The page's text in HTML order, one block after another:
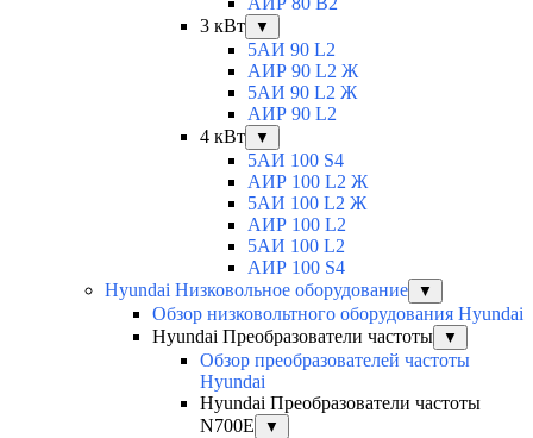
3 кВт
▼
5АИ 90 L2
АИР 90 L2 Ж
5АИ 90 L2 Ж
АИР 90 L2
4 кВт
▼
5АИ 100 S4
АИР 100 L2 Ж
5АИ 100 L2 Ж
АИР 100 L2
5АИ 100 L2
АИР 100 S4
Hyundai Низковольное оборудование
▼
Обзор низковольтного оборудования Hyundai
Hyundai Преобразователи частоты
▼
Обзор преобразователей частоты
Hyundai
Hyundai Преобразователи частоты
N700E
▼